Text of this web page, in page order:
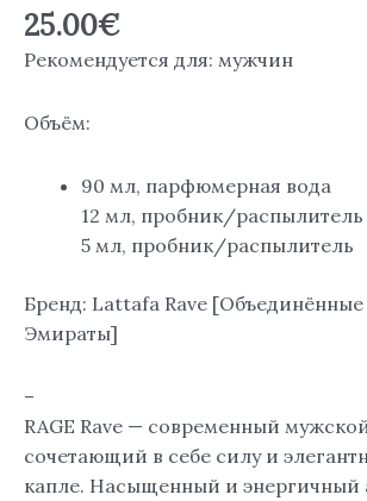
25.00€
Рекомендуется для: мужчин
Объём:
90 мл, парфюмерная вода
12 мл, пробник/распылитель
5 мл, пробник/распылитель
Бренд: Lattafa Rave [Объединённые
Эмираты]
–
RAGE Rave — современный
сочетающий в себе силу и
капле. Насыщенный и энергичный